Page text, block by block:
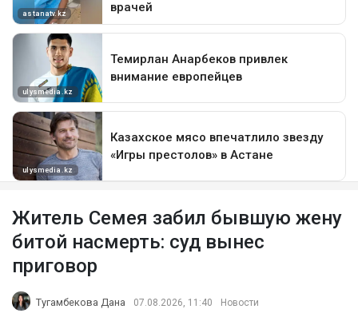
Житель Семея забил бывшую жену
битой насмерть: суд вынес
приговор
Тугамбекова Дана 07.08.2026, 11:40 Новости